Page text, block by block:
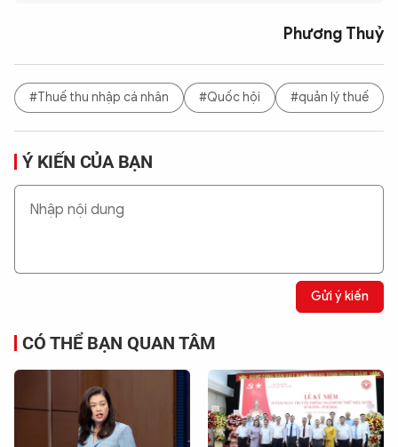
Phương Thuỷ
#Thuế thu nhập cá nhân #Quốc hội #quản lý thuế
Ý KIẾN CỦA BẠN
Gửi ý kiến
CÓ THỂ BẠN QUAN TÂM